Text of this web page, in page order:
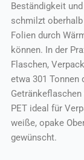
Beständigkeit
schmilzt oberhalb
Folien durch
können. In der
Flaschen,
etwa 301 Tonnen
PET ideal für
weiße, opake
gewünscht.